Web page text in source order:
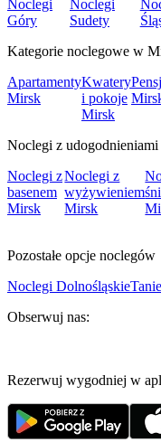
Noclegi
Góry
Noclegi
Sudety
Kategorie noclegowe w
Apartamenty
Mirsk
Kwatery
i pokoje
Mirsk
Noclegi z
Noclegi z
basenem
Mirsk
Noclegi z
wyżywieniem
Mirsk
Pozostałe opcje noclegów
Noclegi Dolnośląskie
Obserwuj nas:
Rezerwuj wygodniej w